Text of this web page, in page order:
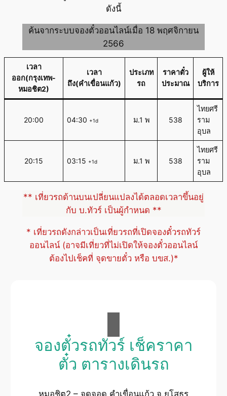
ดังนี้
ค้นจากระบบจองตั๋วออนไลน์เมื่อ 18 พฤศจิกายน
2566
เวลา
ออก(กรุงเทพ-
หมอชิต2)
เวลา
ถึง(คำเขื่อนแก้ว)
ประเภท
รถ
ราคาตั๋ว
ประมาณ
ผู้ให้
บริการ
20:00 04:30 +1d ม.1 พ 538
ไทยศรี
ราม
อุบล
20:15 03:15 +1d ม.1 พ 538
ไทยศรี
ราม
อุบล
** เที่ยวรถด้านบนเปลี่ยนแปลงได้ตลอดเวลาขึ้นอยู่
กับ บ.ทัวร์ เป็นผู้กำหนด **
* เที่ยวรถดังกล่าวเป็นเที่ยวรถที่เปิดจองตั๋วรถทัวร์
ออนไลน์ (อาจมีเที่ยวที่ไม่เปิดให้จองตั๋วออนไลน์
ต้องไปเช็คที่ จุดขายตั๋ว หรือ บขส.)*
จองตั๋วรถทัวร์ เช็คราคา
ตั๋ว ตารางเดินรถ
หมอชิต2 – จุดจอด คำเขื่อนแก้ว จ.ยโสธร